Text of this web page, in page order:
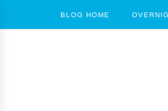
BLOG HOME